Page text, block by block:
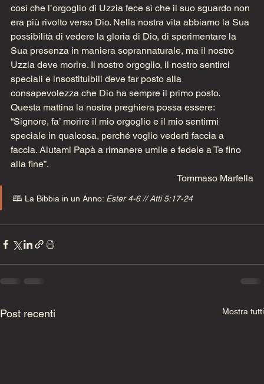
così che l’orgoglio di Uzzia fece sì che il suo sguardo non
era più rivolto verso Dio. Nella nostra vita abbiamo la Sua
possibilità di vedere la gloria di Dio, di sperimentare la
Sua presenza in maniera soprannaturale, ma il nostro
Uzzia deve morire. Il nostro orgoglio, il nostro sentirci
speciali e insostituibili deve far posto alla
consapevolezza che Dio ha sempre il primo posto.
Questa mattina la nostra preghiera possa essere:
“Signore, fa’ morire il mio orgoglio e il mio sentirmi
speciale in qualcosa, perché voglio vederti faccia a
faccia. Aiutami Papà a rimanere umile e fedele a Te fino
alla fine”.
Tommaso Marfella
🕮 La Bibbia in un Anno: Ester 4-6 // Atti 5:17-24
Post recenti Mostra tutti